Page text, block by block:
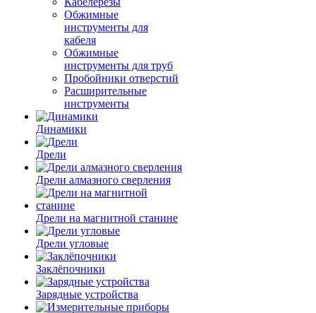
Обжимные
инструменты для
кабеля
Обжимные
инструменты для труб
Пробойники отверстий
Расширительные
инструменты
Динамики
Дрели
Дрели алмазного сверления
Дрели на магнитной станине
Дрели угловые
Заклёпочники
Зарядные устройства